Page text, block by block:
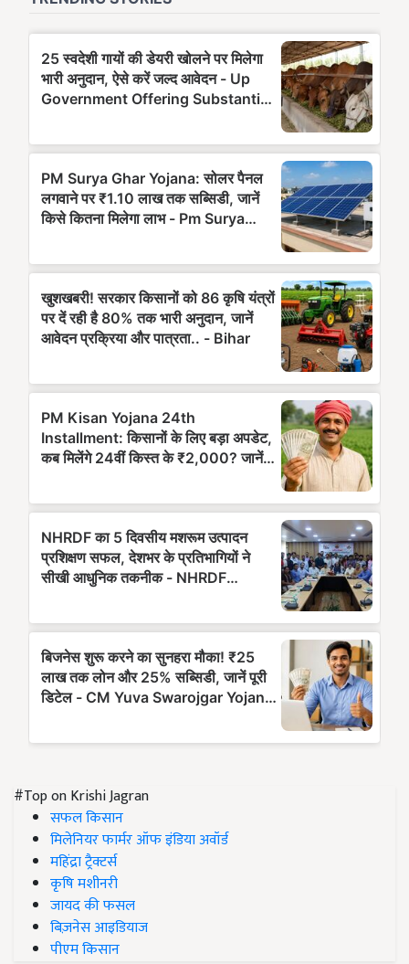
#Top on Krishi Jagran
सफल किसान
मिलेनियर फार्मर ऑफ इंडिया अवॉर्ड
महिंद्रा ट्रैक्टर्स
कृषि मशीनरी
जायद की फसल
बिज़नेस आइडियाज
पीएम किसान